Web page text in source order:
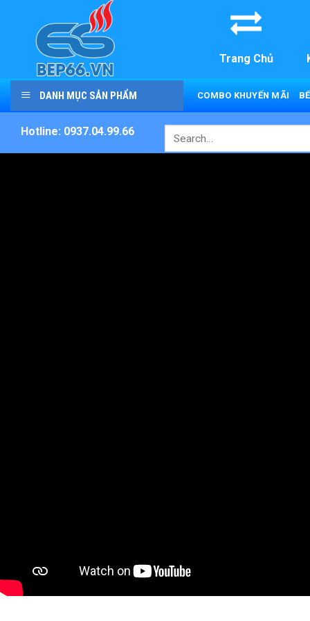
content
Trang Chủ
DANH MỤC SẢN PHẨM COMBO KHUYẾN MÃI
Hotline: 0937.04.99.66
Search
for: